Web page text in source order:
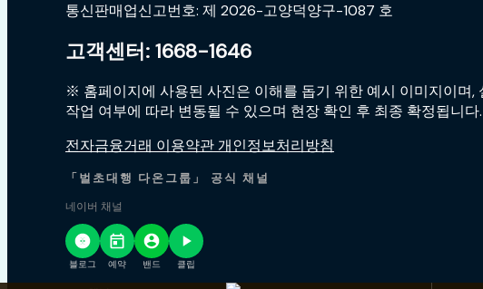
통신판매업신고번호: 제 2026-고양덕양구-1087 호
고객센터: 1668-1646
※ 홈페이지에 사용된 사진은 이해를 돕기 위한 예시 이미지이며,
작업 여부에 따라 변동될 수 있으며 현장 확인 후 최종 확정됩니다.
전자금융거래 이용약관 개인정보처리방침
「벌초대행 다온그룹」 공식 채널
네이버 채널
블로그 예약 밴드 클립